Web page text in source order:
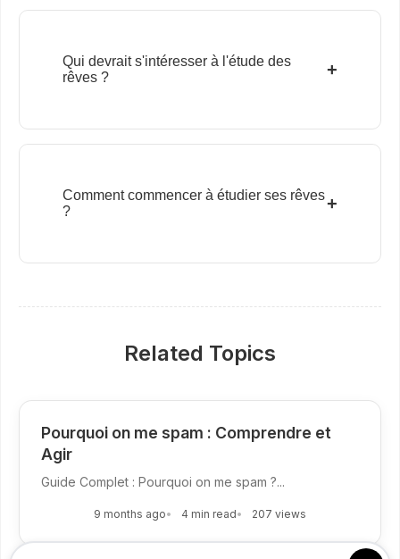
Qui devrait s'intéresser à l'étude des
rêves ?
+
Comment commencer à étudier ses rêves
?
+
Related Topics
Pourquoi on me spam : Comprendre et
Agir
Guide Complet : Pourquoi on me spam ?...
9 months ago 4 min read 207 views